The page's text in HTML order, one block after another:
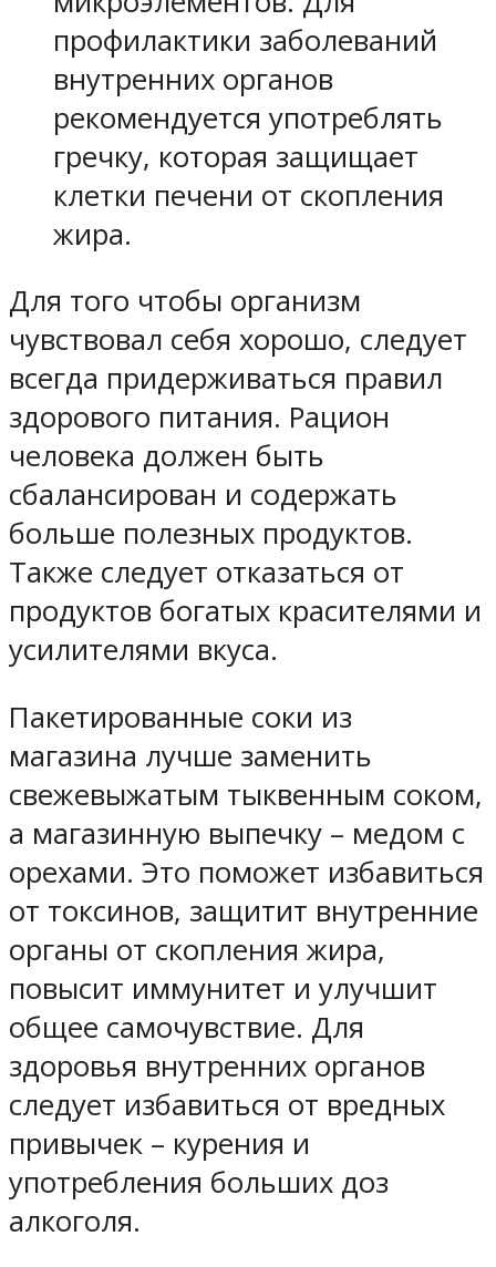
профилактики заболеваний
внутренних органов
рекомендуется употреблять
гречку, которая защищает
клетки печени от скопления
жира.
Для того чтобы организм
чувствовал себя хорошо, следует
всегда придерживаться правил
здорового питания. Рацион
человека должен быть
сбалансирован и содержать
больше полезных продуктов.
Также следует отказаться от
продуктов богатых красителями и
усилителями вкуса.
Пакетированные соки из
магазина лучше заменить
свежевыжатым тыквенным соком,
а магазинную выпечку – медом с
орехами. Это поможет избавиться
от токсинов, защитит внутренние
органы от скопления жира,
повысит иммунитет и улучшит
общее самочувствие. Для
здоровья внутренних органов
следует избавиться от вредных
привычек – курения и
употребления больших доз
алкоголя.